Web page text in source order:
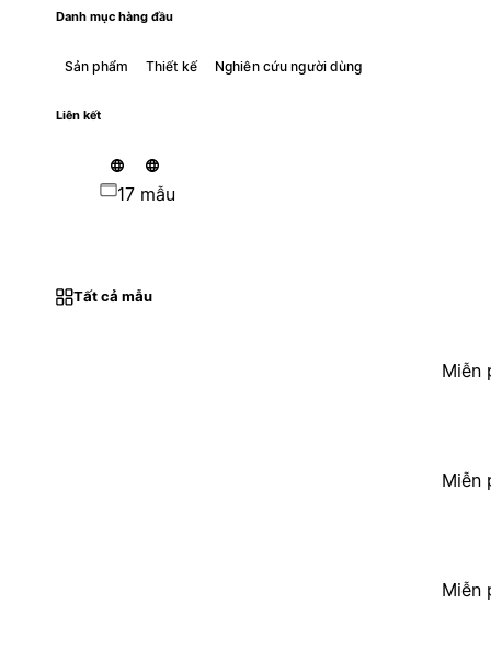
Danh mục hàng đầu
Sản phẩm Thiết kế Nghiên cứu người dùng
Liên kết
17 mẫu
Tất cả mẫu
Miễn
Miễn
Miễn